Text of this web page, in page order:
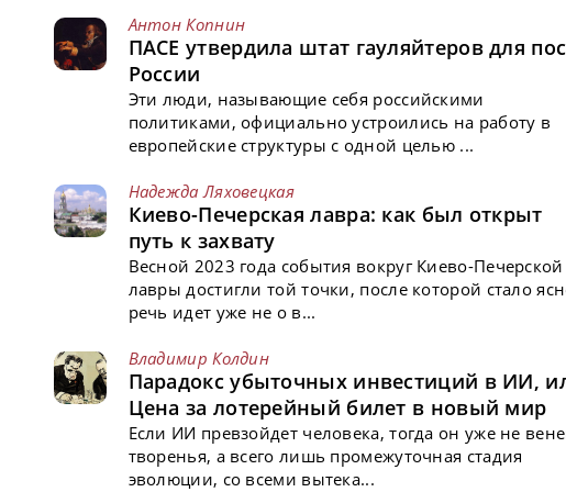
Антон Копнин
ПАСЕ утвердила штат гауляйтеров для
России
Эти люди, называющие себя российскими
политиками, официально устроились на работу в
европейские структуры с одной целью ...
Надежда Ляховецкая
Киево-Печерская лавра: как был открыт
путь к захвату
Весной 2023 года события вокруг Киево-Печерской
лавры достигли той точки, после которой стало
речь идет уже не о в...
Владимир Колдин
Парадокс убыточных инвестиций в ИИ,
Цена за лотерейный билет в новый мир
Если ИИ превзойдет человека, тогда он уже не
творенья, а всего лишь промежуточная стадия
эволюции, со всеми вытека...